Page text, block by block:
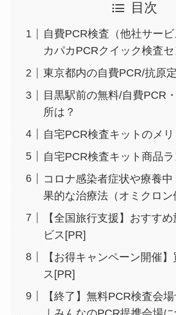
目次
自費PCR検査（他社サー
カパカPCRクイック検査
東京都内の自費PCR/抗原
目黒駅前の無料/自費PCR
所は？
自宅PCR検査キットのメリ
自宅PCR検査キット商品
コロナ感染者症状や療養
果的な治療法（オミクロン
【全国旅行支援】おすす
ビス[PR]
【お得キャンペーン開催
ス[PR]
【終了】無料PCR検査会